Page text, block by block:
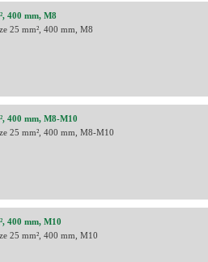
400 mm, M8
25 mm², 400 mm, M8
400 mm, M8-M10
25 mm², 400 mm, M8-M10
400 mm, M10
25 mm², 400 mm, M10